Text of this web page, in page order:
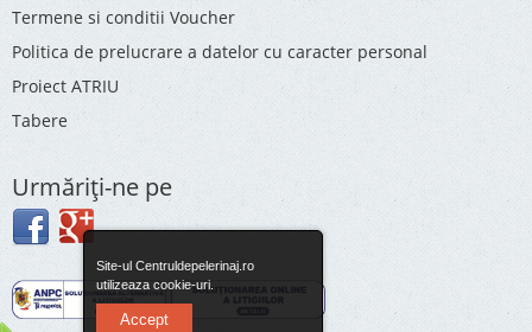
Site-ul Centruldepelerinaj.ro
utilizeaza cookie-uri.
Accept
Termene si conditii Voucher
Politica de prelucrare a datelor cu caracter personal
Proiect ATRIU
Tabere
Urmăriţi-ne pe